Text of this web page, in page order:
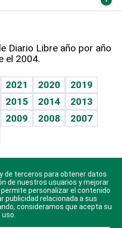
Diario Libre año por año
el 2004.
2021 2020
2019
2015 2014
2013
2009 2008
2007
para Android, iOS y
Huawei.
de terceros para obtener datos
de nuestros usuarios y mejorar
personalizar el contenido
publicidad relacionada a sus
consideramos que acepta su
uso.